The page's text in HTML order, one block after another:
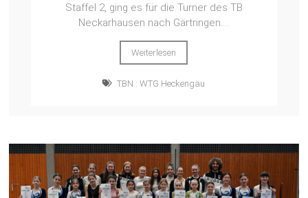
Staffel 2, ging es für die Turner des TB
Neckarhausen nach Gärtringen....
Weiterlesen
TBN : WTG Heckengäu